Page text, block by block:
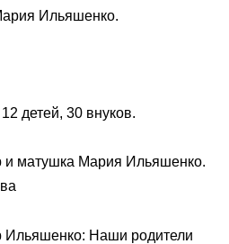
Ильяшенко.
детей, 30 внуков.
и матушка Мария Ильяшенко.
Ильяшенко: Наши родители